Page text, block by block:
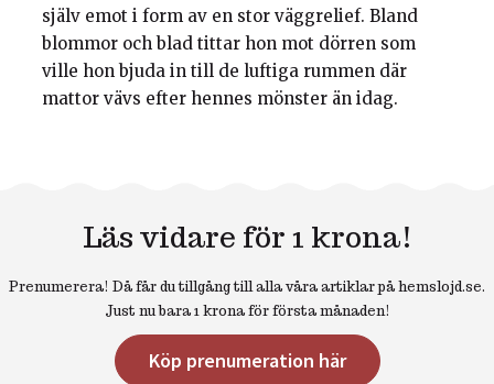
själv emot i form av en stor väggrelief. Bland
blommor och blad tittar hon mot dörren som
ville hon bjuda in till de luftiga rummen där
mattor vävs efter hennes mönster än idag.
Läs vidare för 1 krona!
Prenumerera! Då får du tillgång till alla våra artiklar på hemslojd.se.
Just nu bara 1 krona för första månaden!
Köp prenumeration här